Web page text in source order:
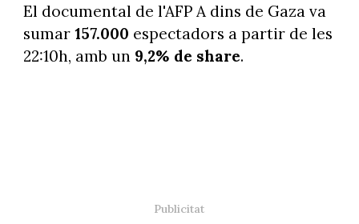
El documental de l'AFP A dins de Gaza va
sumar 157.000 espectadors a partir de les
22:10h, amb un 9,2% de share.